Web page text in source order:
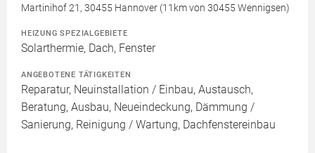
Martinihof 21, 30455 Hannover (11km von 30455 Wennigsen)
HEIZUNG SPEZIALGEBIETE
Solarthermie, Dach, Fenster
ANGEBOTENE TÄTIGKEITEN
Reparatur, Neuinstallation / Einbau, Austausch,
Beratung, Ausbau, Neueindeckung, Dämmung /
Sanierung, Reinigung / Wartung, Dachfenstereinbau